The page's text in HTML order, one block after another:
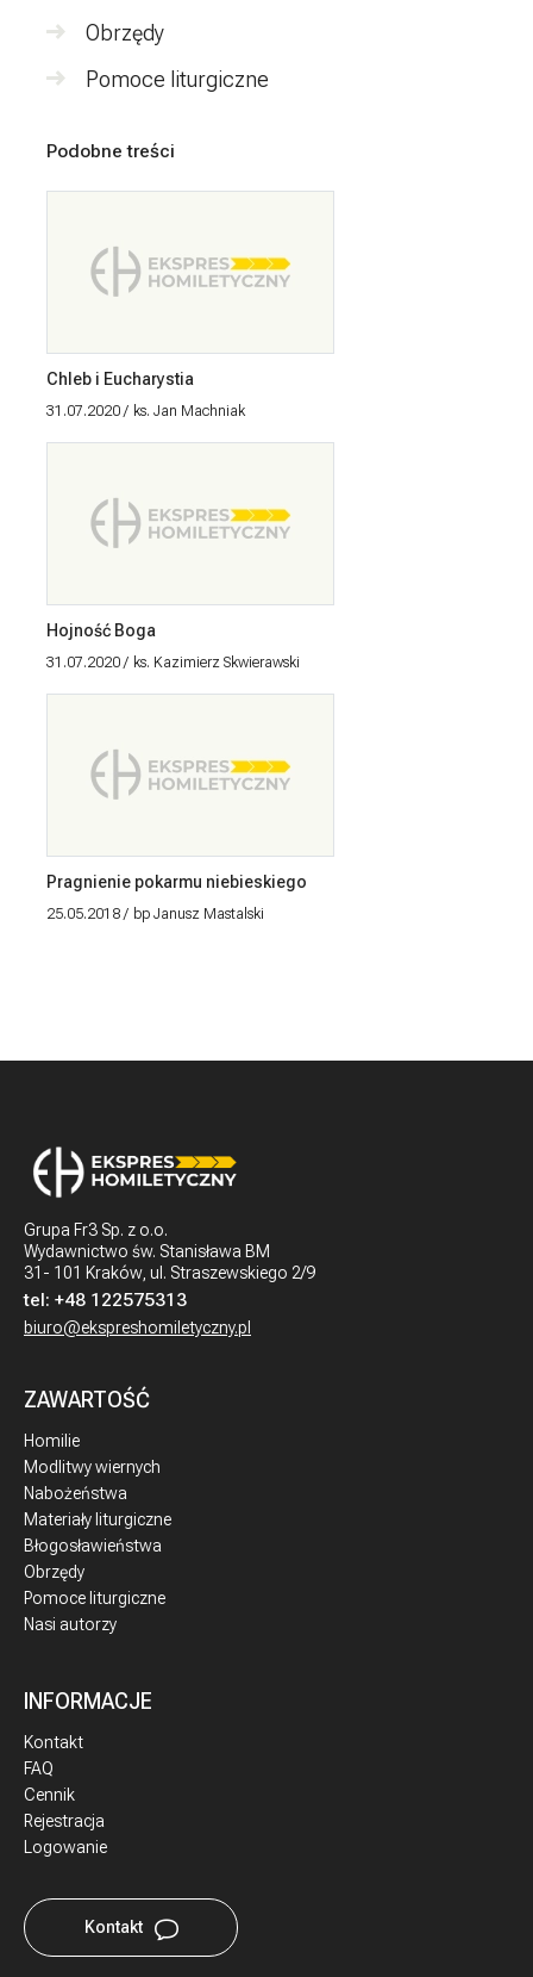
Obrzędy
Pomoce liturgiczne
Podobne treści
Chleb i Eucharystia
31.07.2020 ks. Jan Machniak
Hojność Boga
31.07.2020 ks. Kazimierz Skwierawski
Pragnienie pokarmu niebieskiego
25.05.2018 bp Janusz Mastalski
Grupa Fr3 Sp. z o.o.
Wydawnictwo św. Stanisława BM
31- 101 Kraków, ul. Straszewskiego 2/9
tel: +48 122575313
biuro@ekspreshomiletyczny.pl
ZAWARTOŚĆ
Homilie
Modlitwy wiernych
Nabożeństwa
Materiały liturgiczne
Błogosławieństwa
Obrzędy
Pomoce liturgiczne
Nasi autorzy
INFORMACJE
Kontakt
FAQ
Cennik
Rejestracja
Logowanie
Kontakt